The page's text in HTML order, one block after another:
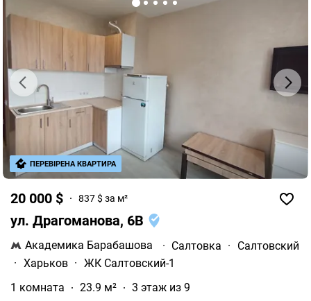
20 000 $ 837 $ за м²
ул. Драгоманова, 6В
Академика Барабашова · Салтовка ·
Салтовский
· Харьков · ЖК Салтовский-1
1 комната
23.9 м² 3 этаж из 9
ПЕРЕВІРЕНА КВАРТИРА